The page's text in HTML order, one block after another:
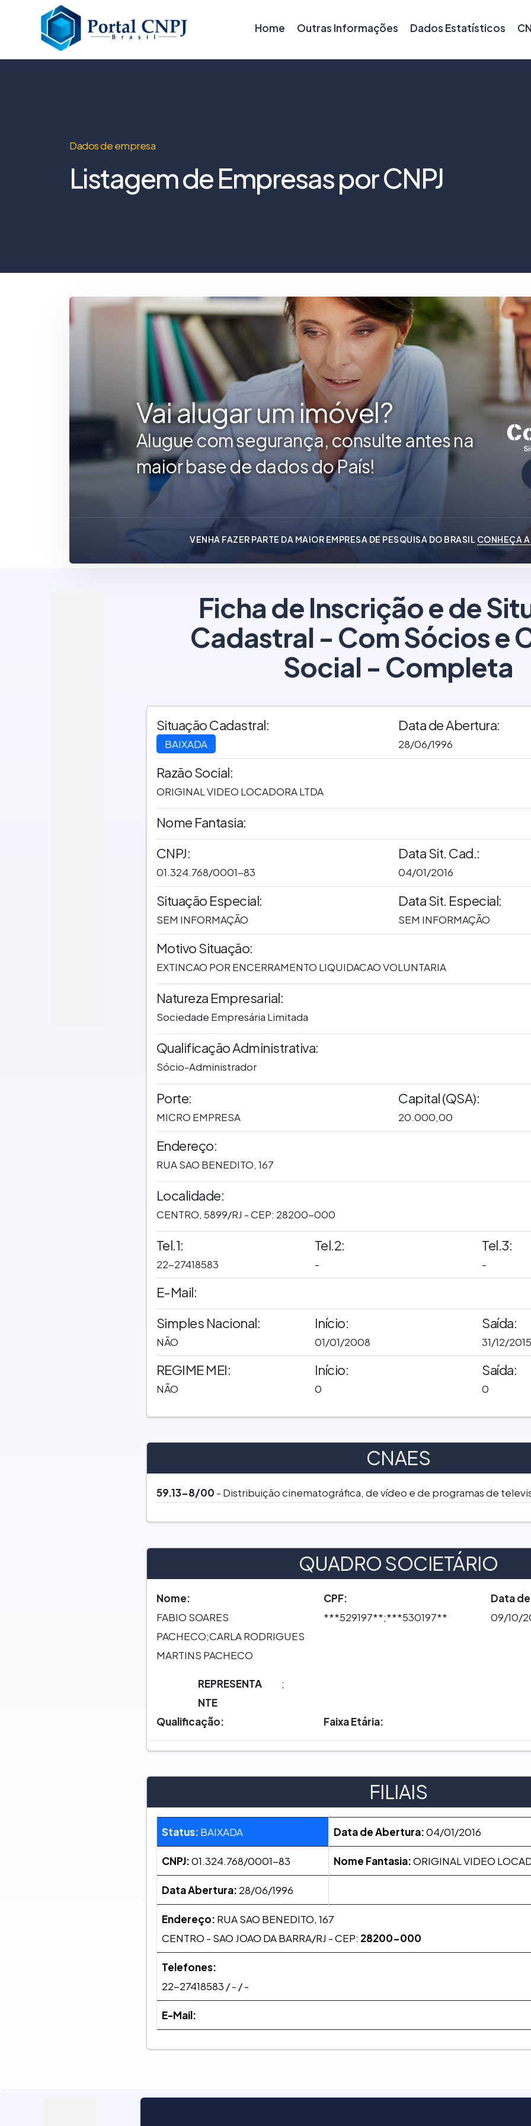
Home Outras Informações Dados Estatísticos
Dados de empresa
Listagem de Empresas por CNPJ
Vai alugar um imóvel?
Alugue com segurança, consulte antes na
maior base de dados do País!
VENHA FAZER PARTE DA MAIOR EMPRESA DE PESQUISA DO BRASIL CONHEÇA
Ficha de Inscrição e de
Cadastral - Com Sócios e
Social - Completa
Situação Cadastral:
BAIXADA
Data de Abertura:
28/06/1996
Razão Social:
ORIGINAL VIDEO LOCADORA LTDA
Nome Fantasia:
CNPJ:
01.324.768/0001-83
Data Sit. Cad.:
04/01/2016
Situação Especial:
SEM INFORMAÇÃO
Data Sit. Especial:
SEM INFORMAÇÃO
Motivo Situação:
EXTINCAO POR ENCERRAMENTO LIQUIDACAO VOLUNTARIA
Natureza Empresarial:
Sociedade Empresária Limitada
Qualificação Administrativa:
Sócio-Administrador
Porte:
MICRO EMPRESA
Capital (QSA):
20.000,00
Endereço:
RUA SAO BENEDITO, 167
Localidade:
CENTRO, 5899/RJ - CEP: 28200-000
Tel.1:
22-27418583
Tel.2:
-
Tel.3:
-
E-Mail:
Simples Nacional:
NÃO
Início:
01/01/2008
Saída:
31/12/2015
REGIME MEI:
NÃO
Início:
0
Saída:
0
CNAES
59.13-8/00 - Distribuição cinematográfica, de vídeo e de programas de
QUADRO SOCIETÁRIO
Nome:
FABIO SOARES
PACHECO;CARLA RODRIGUES
MARTINS PACHECO
CPF:
***529197**;***530197**
Data
09/10/
REPRESENTA
NTE
;
Qualificação:
Faixa Etária:
FILIAIS
Status: BAIXADA Data de Abertura:04/01/2016
CNPJ:01.324.768/0001-83 Nome Fantasia:ORIGINAL VIDEO
Data Abertura: 28/06/1996
Endereço: RUA SAO BENEDITO, 167
CENTRO - SAO JOAO DA BARRA/RJ - CEP: 28200-000
Telefones:
22-27418583 / - / -
E-Mail: